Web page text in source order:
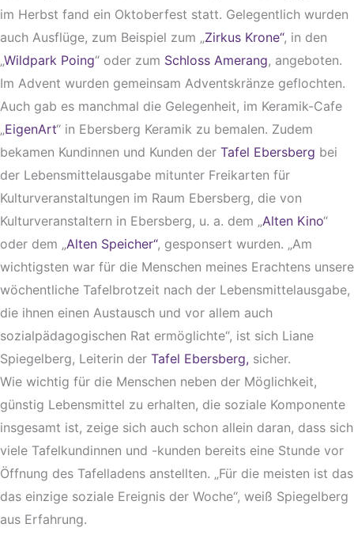
im Herbst fand ein Oktoberfest statt. Gelegentlich wurden
auch Ausflüge, zum Beispiel zum „Zirkus Krone“, in den
„Wildpark Poing“ oder zum Schloss Amerang, angeboten.
Im Advent wurden gemeinsam Adventskränze geflochten.
Auch gab es manchmal die Gelegenheit, im Keramik-Cafe
„EigenArt“ in Ebersberg Keramik zu bemalen. Zudem
bekamen Kundinnen und Kunden der Tafel Ebersberg bei
der Lebensmittelausgabe mitunter Freikarten für
Kulturveranstaltungen im Raum Ebersberg, die von
Kulturveranstaltern in Ebersberg, u. a. dem „Alten Kino“
oder dem „Alten Speicher“, gesponsert wurden. „Am
wichtigsten war für die Menschen meines Erachtens unsere
wöchentliche Tafelbrotzeit nach der Lebensmittelausgabe,
die ihnen einen Austausch und vor allem auch
sozialpädagogischen Rat ermöglichte“, ist sich Liane
Spiegelberg, Leiterin der Tafel Ebersberg, sicher.
Wie wichtig für die Menschen neben der Möglichkeit,
günstig Lebensmittel zu erhalten, die soziale Komponente
insgesamt ist, zeige sich auch schon allein daran, dass sich
viele Tafelkundinnen und -kunden bereits eine Stunde vor
Öffnung des Tafelladens anstellten. „Für die meisten ist das
das einzige soziale Ereignis der Woche“, weiß Spiegelberg
aus Erfahrung.